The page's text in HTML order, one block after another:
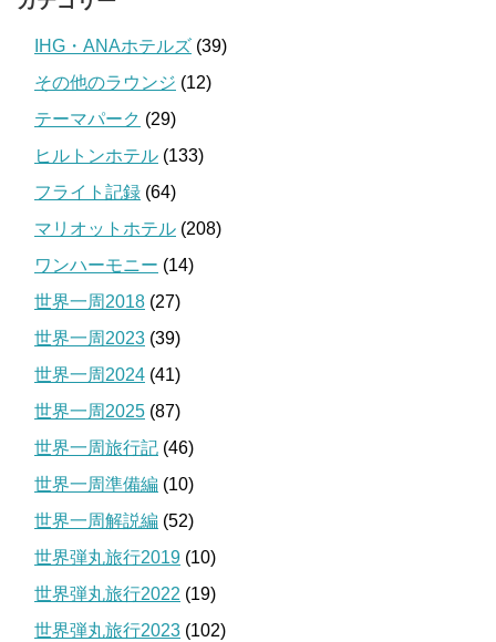
IHG・ANAホテルズ (39)
その他のラウンジ (12)
テーマパーク (29)
ヒルトンホテル (133)
フライト記録 (64)
マリオットホテル (208)
ワンハーモニー (14)
世界一周2018 (27)
世界一周2023 (39)
世界一周2024 (41)
世界一周2025 (87)
世界一周旅行記 (46)
世界一周準備編 (10)
世界一周解説編 (52)
世界弾丸旅行2019 (10)
世界弾丸旅行2022 (19)
世界弾丸旅行2023 (102)